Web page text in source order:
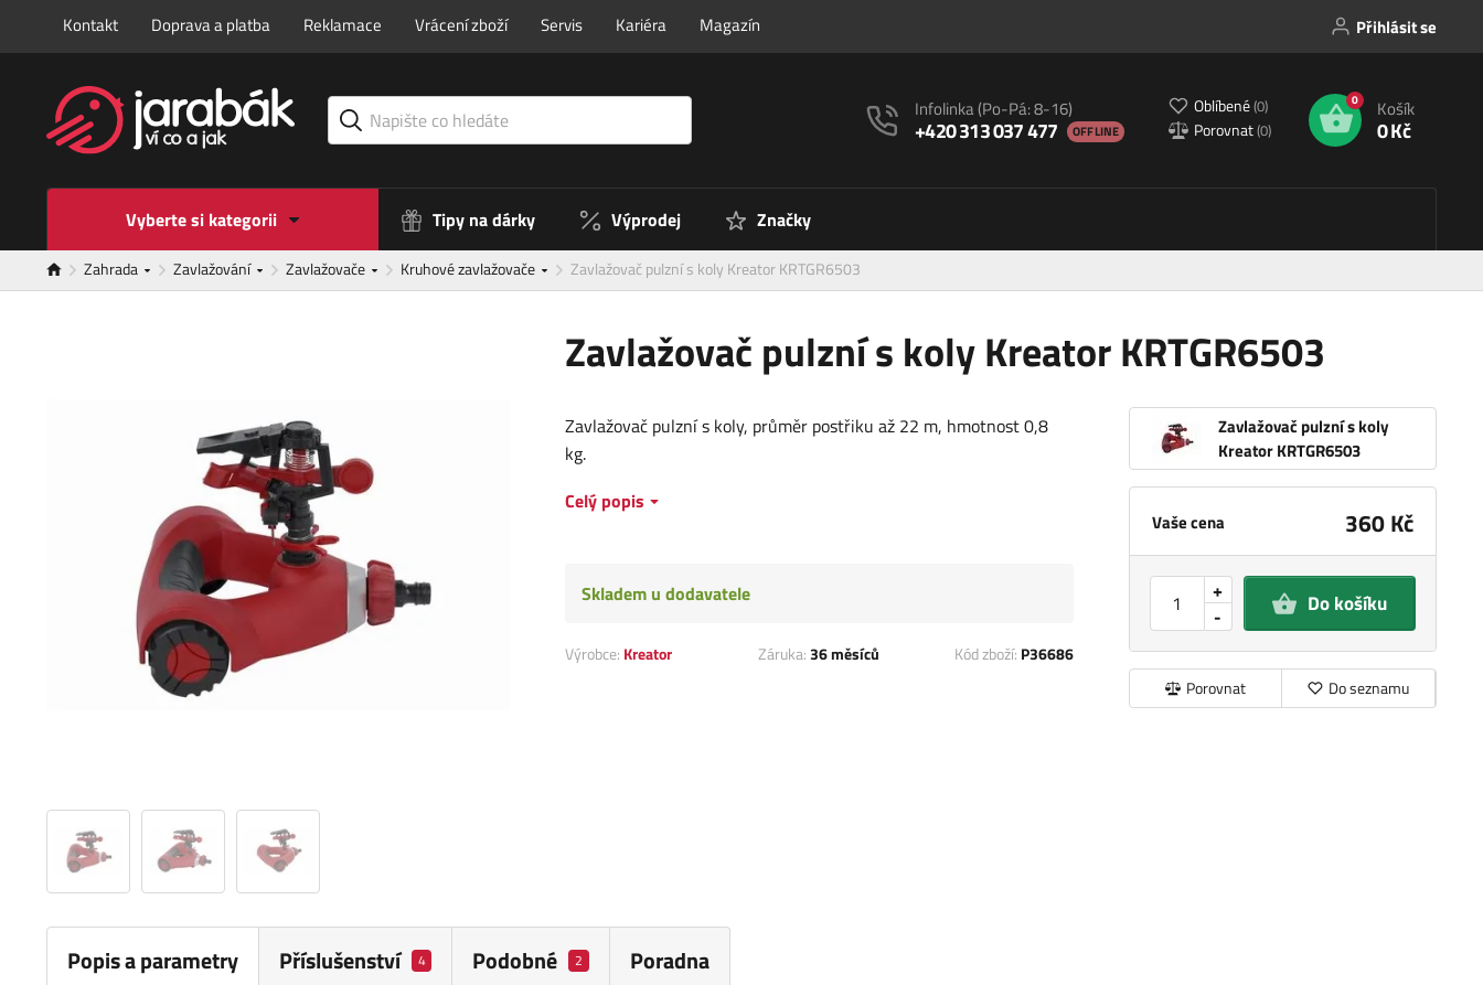
Kontakt Doprava a platba Reklamace Vrácení zboží Servis Kariéra Magazín Přihlásit se
Infolinka(Po-Pá: 8-16)
+420 313 037 477 OFFLINE
Oblíbené(0)
Porovnat(0)
0 Košík
0 Kč
Vyberte si kategorii Tipy na dárky Výprodej Značky
Zahrada Zavlažování Zavlažovače Kruhové zavlažovače Zavlažovač pulzní s koly Kreator KRTGR6503
Zavlažovač pulzní s koly Kreator KRTGR6503
Zavlažovač pulzní s koly
Kreator KRTGR6503
Vaše cena 360 Kč
-
+ Do košíku
Porovnat Do seznamu
Zavlažovač pulzní s koly, průměr postřiku až 22 m, hmotnost 0,8
kg.
Celý popis
Skladem u dodavatele
Výrobce: Kreator Záruka:36 měsíců Kód zboží: P36686
Popis a parametry Příslušenství 4 Podobné 2 Poradna